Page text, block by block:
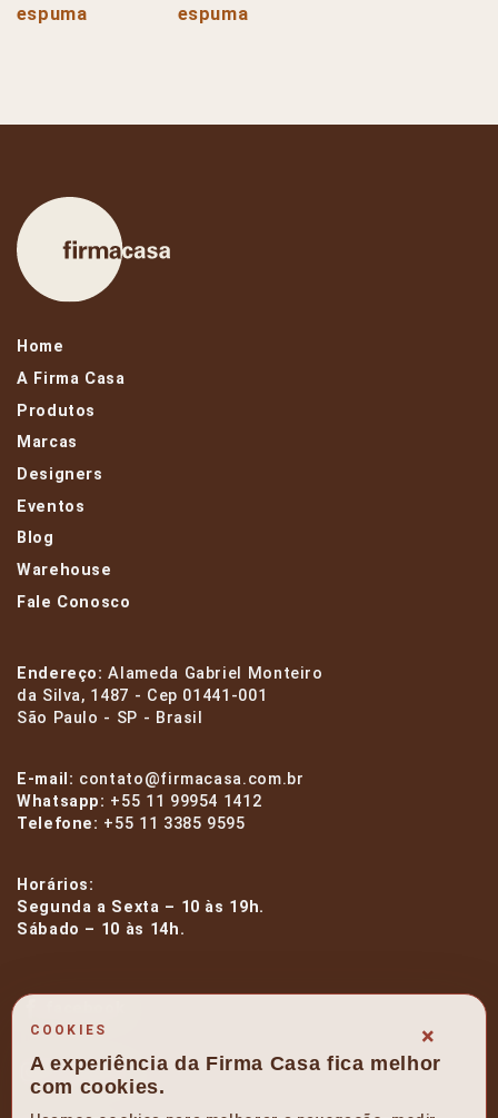
espuma espuma
Home
A Firma Casa
Produtos
Marcas
Designers
Eventos
Blog
Warehouse
Fale Conosco
Endereço:Alameda Gabriel Monteiro
da Silva, 1487 - Cep 01441-001
São Paulo - SP - Brasil
E-mail: contato@firmacasa.com.br
Whatsapp: +55 11 99954 1412
Telefone: +55 11 3385 9595
Horários:
Segunda a Sexta – 10 às 19h.
Sábado – 10 às 14h.
instagram
×
COOKIES
A experiência da Firma Casa fica melhor
com cookies.